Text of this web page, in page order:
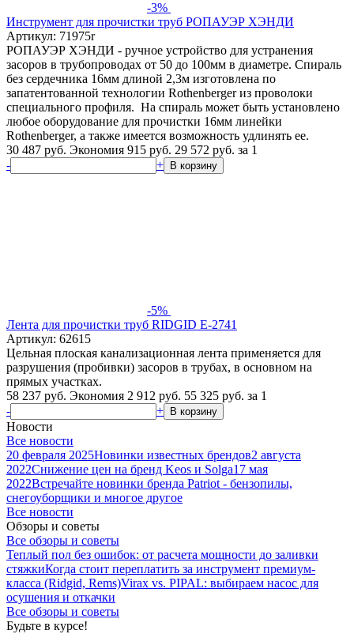
-3%
Инструмент для прочистки труб РОПАУЭР ХЭНДИ
Артикул: 71975r
РОПАУЭР ХЭНДИ - ручное устройство для устранения
засоров в трубопроводах от 50 до 100мм в диаметре. Спираль
без сердечника 16мм длиной 2,3м изготовлена по
запатентованной технологии Rothenberger из проволоки
специального профиля. На спираль может быть установлено
любое оборудование для прочистки 16мм линейки
Rothenberger, а также имеется возможность удлинять ее.
30 487 руб. Экономия 915 руб. 29 572 руб. за 1
-
+ В корзину
-5%
Лента для прочистки труб RIDGID Е-2741
Артикул: 62615
Цельная плоская канализационная лента применяется для
разрушения (пробивки) засоров в трубах, в основном на
прямых участках.
58 237 руб. Экономия 2 912 руб. 55 325 руб. за 1
-
+ В корзину
Новости
Все новости
20 февраля 2025Новинки известных брендов2 августа
2022Снижение цен на бренд Keos и Solga17 мая
2022Встречайте новинки бренда Patriot - бензопилы,
снегоуборщики и многое другое
Все новости
Обзоры и советы
Все обзоры и советы
Теплый пол без ошибок: от расчета мощности до заливки
стяжкиКогда стоит переплатить за инструмент премиум-
класса (Ridgid, Rems)Virax vs. PIPAL: выбираем насос для
осушения и откачки
Все обзоры и советы
Будьте в курсе!